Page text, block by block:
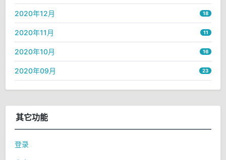
2020年12月 18
2020年11月 11
2020年10月 16
2020年09月 23
其它功能
登录